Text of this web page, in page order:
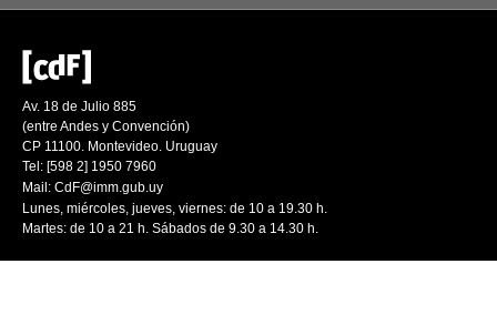
Av. 18 de Julio 885
(entre Andes y Convención)
CP 11100. Montevideo. Uruguay
Tel: [598 2] 1950 7960
Mail: CdF@imm.gub.uy
Lunes, miércoles, jueves, viernes: de 10 a 19.30 h.
Martes: de 10 a 21 h. Sábados de 9.30 a 14.30 h.